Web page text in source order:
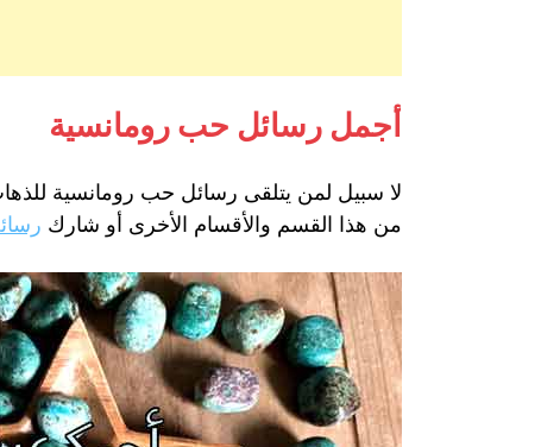
أجمل رسائل حب رومانسية
لا سبيل لمن يتلقى رسائل حب رومانسية
من هذا القسم والأقسام الأخرى أو شارك